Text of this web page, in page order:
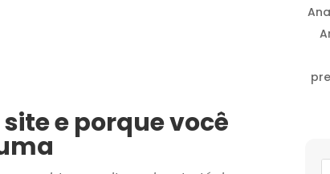
e porque você